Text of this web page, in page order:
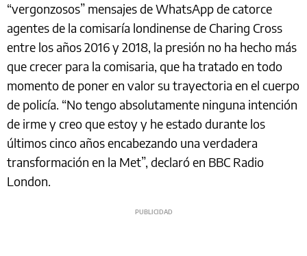
“vergonzosos” mensajes de WhatsApp de catorce
agentes de la comisaría londinense de Charing Cross
entre los años 2016 y 2018, la presión no ha hecho más
que crecer para la comisaria, que ha tratado en todo
momento de poner en valor su trayectoria en el cuerpo
de policía. “No tengo absolutamente ninguna intención
de irme y creo que estoy y he estado durante los
últimos cinco años encabezando una verdadera
transformación en la Met”, declaró en BBC Radio
London.